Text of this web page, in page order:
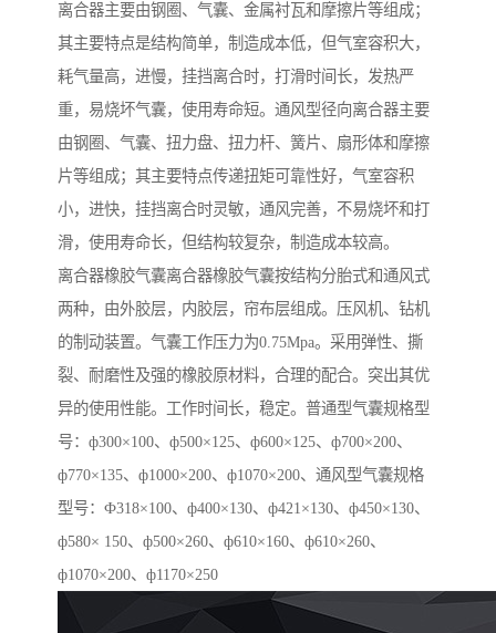
离合器主要由钢圈、气囊、金属衬瓦和摩擦片等组成；
其主要特点是结构简单，制造成本低，但气室容积大，
耗气量高，进慢，挂挡离合时，打滑时间长，发热严
重，易烧坏气囊，使用寿命短。通风型径向离合器主要
由钢圈、气囊、扭力盘、扭力杆、簧片、扇形体和摩擦
片等组成；其主要特点传递扭矩可靠性好，气室容积
小，进快，挂挡离合时灵敏，通风完善，不易烧坏和打
滑，使用寿命长，但结构较复杂，制造成本较高。
离合器橡胶气囊离合器橡胶气囊按结构分胎式和通风式
两种，由外胶层，内胶层，帘布层组成。压风机、钻机
的制动装置。气囊工作压力为0.75Mpa。采用弹性、撕
裂、耐磨性及强的橡胶原材料，合理的配合。突出其优
异的使用性能。工作时间长，稳定。普通型气囊规格型
号：ф300×100、ф500×125、ф600×125、ф700×200、
ф770×135、ф1000×200、ф1070×200、通风型气囊规格
型号：Ф318×100、ф400×130、ф421×130、ф450×130、
ф580× 150、ф500×260、ф610×160、ф610×260、
ф1070×200、ф1170×250